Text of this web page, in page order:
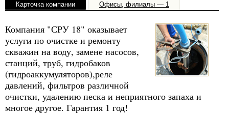
Карточка компании Офисы, филиалы — 1
Компания "СРУ 18" оказывает
услуги по очистке и ремонту
скважин на воду, замене насосов,
станций, труб, гидробаков
(гидроаккумуляторов),реле
давлений, фильтров различной
очистки, удалению песка и неприятного запаха и
многое другое. Гарантия 1 год!